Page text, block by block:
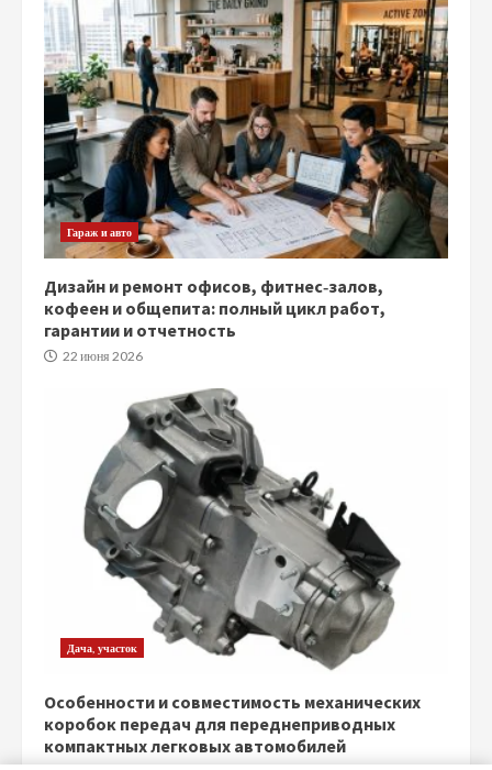
Гараж и авто
Дизайн и ремонт офисов, фитнес‑залов,
кофеен и общепита: полный цикл работ,
гарантии и отчетность
22 июня 2026
Дача, участок
Особенности и совместимость механических
коробок передач для переднеприводных
компактных легковых автомобилей